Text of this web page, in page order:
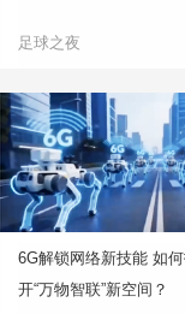
足球之夜
6G解锁网络新技能 如
开“万物智联”新空间？